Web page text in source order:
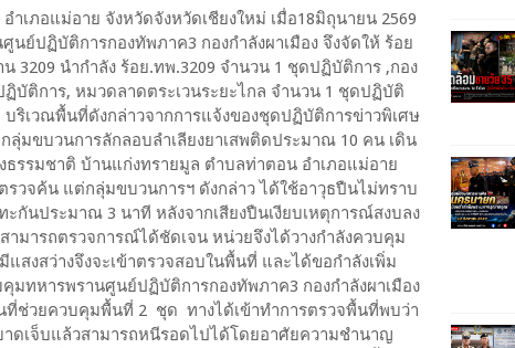
เภอแม่อาย จังหวัดจังหวัดเชียงใหม่ เมื่อ18มิถุนายน 2569
นย์ปฏิบัติการกองทัพภาค3 กองกำลังผาเมือง จึงจัดให้ ร้อย
3209 นำกำลัง ร้อย.ทพ.3209 จำนวน 1 ชุดปฏิบัติการ ,กอง
ฏิบัติการ, หมวดลาดตระเวนระยะไกล จำนวน 1 ชุดปฏิบัติ
ริเวณพื้นที่ดังกล่าวจากการแจ้งของชุดปฏิบัติการข่าวพิเศษ
ลุ่มขบวนการลักลอบลำเลียงยาเสพติดประมาณ 10 คน เดิน
ธรรมชาติ บ้านแก่งทรายมูล ตำบลท่าตอน อำเภอแม่อาย
วจค้น แต่กลุ่มขบวนการฯ ดังกล่าว ได้ใช้อาวุธปืนไม่ทราบ
กันประมาณ 3 นาที หลังจากเสียงปืนเงียบเหตุการณ์สงบลง
ามารถตรวจการณ์ได้ชัดเจน หน่วยจึงได้วางกำลังควบคุม
สงสว่างจึงจะเข้าตรวจสอบในพื้นที่ และได้ขอกำลังเพิ่ม
ทหารพรานศูนย์ปฏิบัติการกองทัพภาค3 กองกำลังผาเมือง
ที่ช่วยควบคุมพื้นที่ 2 ชุด ทางได้เข้าทำการตรวจพื้นที่พบว่า
ดเจ็บแล้วสามารถหนีรอดไปได้โดยอาศัยความชำนาญ